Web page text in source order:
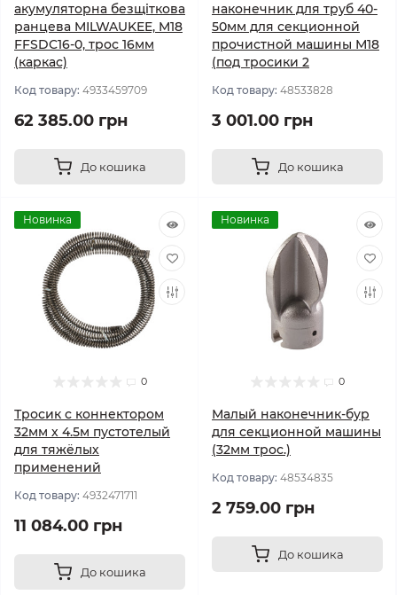
акумуляторна безщіткова
ранцева MILWAUKEE, M18
FFSDC16-0, трос 16мм
(каркас)
Код товару: 4933459709
62 385.00 грн
До кошика
наконечник для труб 40-
50мм для секционной
прочистной машины М18
(под тросики 2
Код товару: 48533828
3 001.00 грн
До кошика
Новинка
0
Тросик с коннектором
32мм х 4.5м пустотелый
для тяжёлых
применений
Код товару: 4932471711
11 084.00 грн
До кошика
Новинка
0
Малый наконечник-бур
для секционной машины
(32мм трос.)
Код товару: 48534835
2 759.00 грн
До кошика